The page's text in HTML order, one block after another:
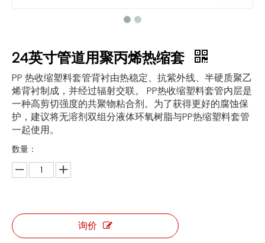
24英寸管道用聚丙烯热缩套
PP 热收缩塑料套管背衬由热稳定、抗紫外线、半硬质聚乙
烯背衬制成，并经过辐射交联。 PP热收缩塑料套管内层是
一种高剪切强度的共聚物粘合剂。为了获得更好的腐蚀保
护，建议将无溶剂双组分液体环氧树脂与PP热缩塑料套管
一起使用。
数量：
询价